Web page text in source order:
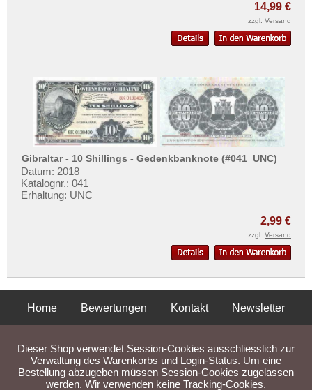
14,99 €
zzgl. Versand
Gibraltar - 10 Shillings - Gedenkbanknote (#041_UNC)
Datum: 2018
Katalognr.: 041
Erhaltung: UNC
2,99 €
zzgl. Versand
Home Bewertungen Kontakt
Newsletter
Liefer- und Versandkosten
Dieser Shop verwendet Session-Cookies ausschliesslich zur
Verwaltung des Warenkorbs und Login-Status. Um eine
Bestellung abzugeben müssen Session-Cookies zugelassen
werden. Wir verwenden keine Tracking-Cookies.